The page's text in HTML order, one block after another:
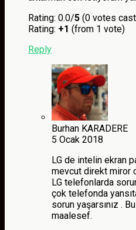
Rating: 0.0/5 (0 votes
Rating: +1 (from 1 vote)
Reply
Burhan KARADERE
5 Ocak 2018
LG de intelin ekran
mevcut direkt miror
LG telefonlarda
çok telefonda
sorun yaşarsınız .
maalesef.